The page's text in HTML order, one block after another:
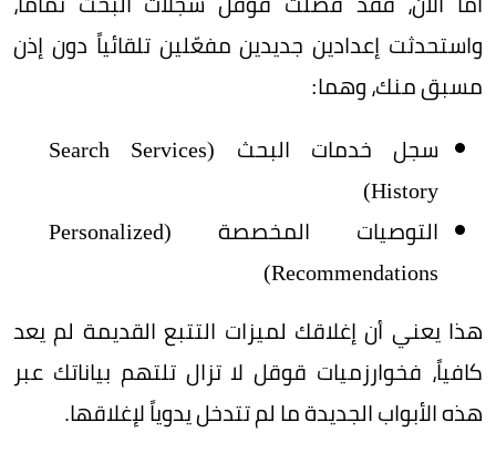
واستحدثت إعدادين جديدين مفعّلين تلقائياً دون إذن
مسبق منك، وهما:
سجل خدمات البحث (Search Services
History)
التوصيات المخصصة (Personalized
Recommendations)
هذا يعني أن إغلاقك لميزات التتبع القديمة لم يعد
كافياً، فخوارزميات قوقل لا تزال تلتهم بياناتك عبر
هذه الأبواب الجديدة ما لم تتدخل يدوياً لإغلاقها.